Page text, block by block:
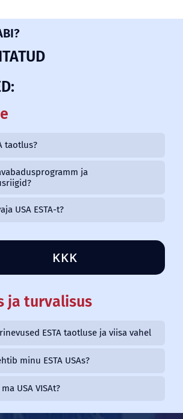
taotlus?
ja
USA ESTA-t?
KKK
ja turvalisus
ESTA taotluse ja viisa vahel
minu ESTA USAs?
USA VISAt?